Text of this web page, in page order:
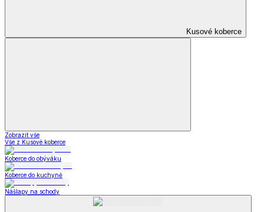
Kusové koberce
Zobrazit vše
Vše z Kusové koberce
Koberce do obýváku
Koberce do kuchyně
Nášlapy na schody